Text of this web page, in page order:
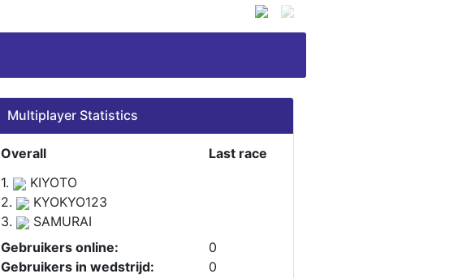
Multiplayer Statistics
Overall
Last race
1.
KIYOTO
2.
KYOKYO123
3.
SAMURAI
Gebruikers online:
0
Gebruikers in wedstrijd:
0